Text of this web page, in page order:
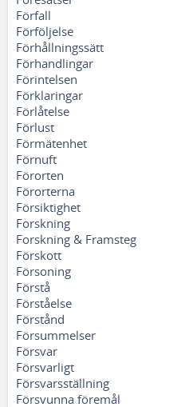
Förfall
Förföljelse
Förhållningssätt
Förhandlingar
Förintelsen
Förklaringar
Förlåtelse
Förlust
Förmätenhet
Förnuft
Förorten
Förorterna
Försiktighet
Forskning
Forskning & Framsteg
Förskott
Försoning
Förstå
Förståelse
Förstånd
Försummelser
Försvar
Försvarligt
Försvarsställning
Försvunna föremål